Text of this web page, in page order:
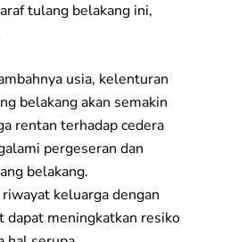
tulang belakang ini,
usia, kelenturan
belakang akan semakin
rentan terhadap cedera
pergeseran dan
belakang.
keluarga dengan
dapat meningkatkan resiko